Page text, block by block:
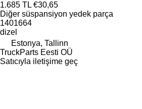
1.685 TL €30,65
Diğer süspansiyon yedek parça
1401664
dizel
Estonya, Tallinn
TruckParts Eesti OÜ
Satıcıyla iletişime geç